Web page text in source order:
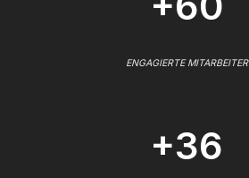
ENGAGIERTE MITARBEITER
+36